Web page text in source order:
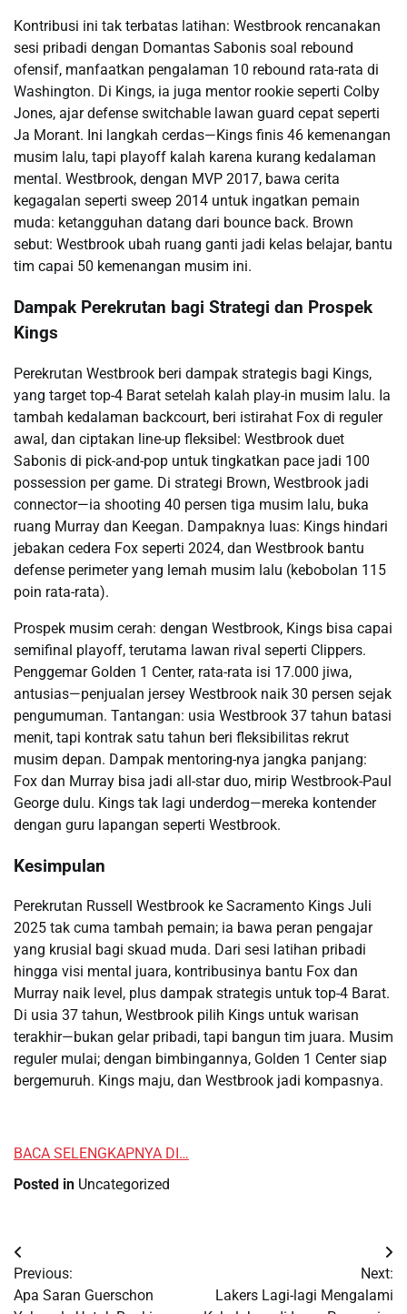
Kontribusi ini tak terbatas latihan: Westbrook rencanakan
sesi pribadi dengan Domantas Sabonis soal rebound
ofensif, manfaatkan pengalaman 10 rebound rata-rata di
Washington. Di Kings, ia juga mentor rookie seperti Colby
Jones, ajar defense switchable lawan guard cepat seperti
Ja Morant. Ini langkah cerdas—Kings finis 46 kemenangan
musim lalu, tapi playoff kalah karena kurang kedalaman
mental. Westbrook, dengan MVP 2017, bawa cerita
kegagalan seperti sweep 2014 untuk ingatkan pemain
muda: ketangguhan datang dari bounce back. Brown
sebut: Westbrook ubah ruang ganti jadi kelas belajar, bantu
tim capai 50 kemenangan musim ini.
Dampak Perekrutan bagi Strategi dan Prospek
Kings
Perekrutan Westbrook beri dampak strategis bagi Kings,
yang target top-4 Barat setelah kalah play-in musim lalu. Ia
tambah kedalaman backcourt, beri istirahat Fox di reguler
awal, dan ciptakan line-up fleksibel: Westbrook duet
Sabonis di pick-and-pop untuk tingkatkan pace jadi 100
possession per game. Di strategi Brown, Westbrook jadi
connector—ia shooting 40 persen tiga musim lalu, buka
ruang Murray dan Keegan. Dampaknya luas: Kings hindari
jebakan cedera Fox seperti 2024, dan Westbrook bantu
defense perimeter yang lemah musim lalu (kebobolan 115
poin rata-rata).
Prospek musim cerah: dengan Westbrook, Kings bisa capai
semifinal playoff, terutama lawan rival seperti Clippers.
Penggemar Golden 1 Center, rata-rata isi 17.000 jiwa,
antusias—penjualan jersey Westbrook naik 30 persen sejak
pengumuman. Tantangan: usia Westbrook 37 tahun batasi
menit, tapi kontrak satu tahun beri fleksibilitas rekrut
musim depan. Dampak mentoring-nya jangka panjang:
Fox dan Murray bisa jadi all-star duo, mirip Westbrook-Paul
George dulu. Kings tak lagi underdog—mereka kontender
dengan guru lapangan seperti Westbrook.
Kesimpulan
Perekrutan Russell Westbrook ke Sacramento Kings Juli
2025 tak cuma tambah pemain; ia bawa peran pengajar
yang krusial bagi skuad muda. Dari sesi latihan pribadi
hingga visi mental juara, kontribusinya bantu Fox dan
Murray naik level, plus dampak strategis untuk top-4 Barat.
Di usia 37 tahun, Westbrook pilih Kings untuk warisan
terakhir—bukan gelar pribadi, tapi bangun tim juara. Musim
reguler mulai; dengan bimbingannya, Golden 1 Center siap
bergemuruh. Kings maju, dan Westbrook jadi kompasnya.
BACA SELENGKAPNYA DI…
Posted in Uncategorized
Post
navigation
Previous:
Apa Saran Guerschon
Next:
Lakers Lagi-lagi Mengalami